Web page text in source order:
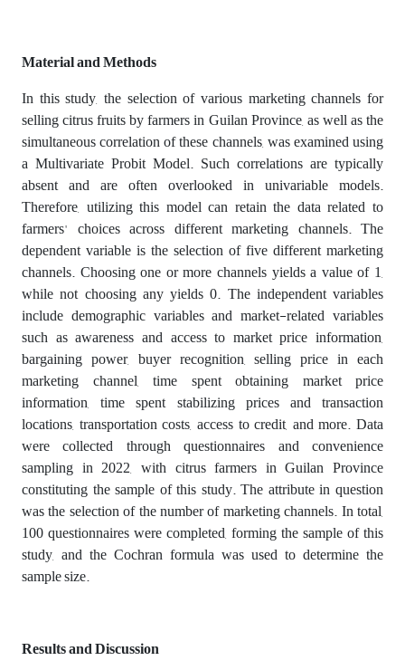
Material and Methods
In this study, the selection of various marketing channels for
selling citrus fruits by farmers in Guilan Province, as well as the
simultaneous correlation of these channels, was examined using
a Multivariate Probit Model. Such correlations are typically
absent and are often overlooked in univariable models.
Therefore, utilizing this model can retain the data related to
farmers' choices across different marketing channels. The
dependent variable is the selection of five different marketing
channels. Choosing one or more channels yields a value of 1,
while not choosing any yields 0. The independent variables
include demographic variables and market-related variables
such as awareness and access to market price information,
bargaining power, buyer recognition, selling price in each
marketing channel, time spent obtaining market price
information, time spent stabilizing prices and transaction
locations, transportation costs, access to credit, and more. Data
were collected through questionnaires and convenience
sampling in 2022, with citrus farmers in Guilan Province
constituting the sample of this study. The attribute in question
was the selection of the number of marketing channels. In total,
100 questionnaires were completed, forming the sample of this
study, and the Cochran formula was used to determine the
sample size.
Results and Discussion